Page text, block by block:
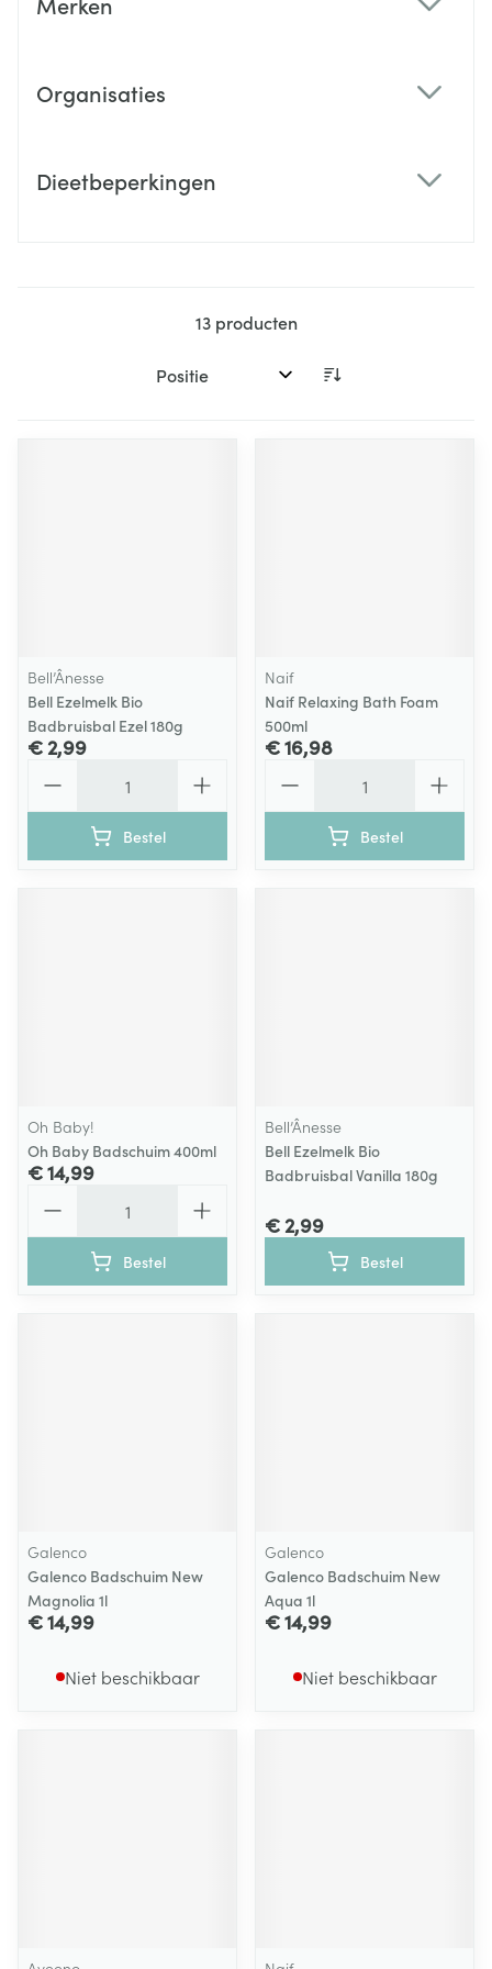
Organisaties
Dieetbeperkingen
13producten
Sorteer op:
Bell’Ânesse
Bell Ezelmelk Bio
Badbruisbal Ezel 180g
€ 2,99
Bestel
Naif
Naif Relaxing Bath Foam
500ml
€ 16,98
Bestel
Oh Baby!
Oh Baby Badschuim 400ml
€ 14,99
Bestel
Bell’Ânesse
Bell Ezelmelk Bio
Badbruisbal Vanilla 180g
€ 2,99
Bestel
Galenco
Galenco Badschuim New
Magnolia 1l
€ 14,99
Niet beschikbaar
Galenco
Galenco Badschuim New
Aqua 1l
€ 14,99
Niet beschikbaar